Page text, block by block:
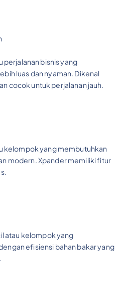
perjalanan bisnis yang
luas dan nyaman. Dikenal
cocok untuk perjalanan jauh.
kelompok yang membutuhkan
modern. Xpander memiliki fitur
atau kelompok yang
efisiensi bahan bakar yang